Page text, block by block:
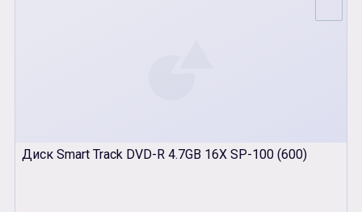
Диск Smart Track DVD-R 4.7GB 16Х SP-100 (600)